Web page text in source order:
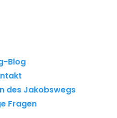
Blog
des Jakobswegs
Fragen